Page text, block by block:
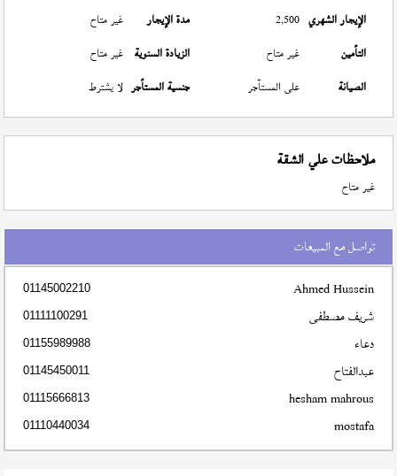
الإيجار الشهري 2,500 مدة الإيجار
غير متاح
التأمين
غير متاح الزيادة السنوية غير متاح
الصيانة
على المستأجر جنسية المستأجر لا يشترط
ملاحظات علي الشقة
غير متاح
تواصل مع المبيعات
Ahmed Hussein
01145002210
شريف مصطفى 01111100291
دعاء 01155989988
عبدالفتاح 01145450011
hesham mahrous
01115666813
mostafa
01110440034